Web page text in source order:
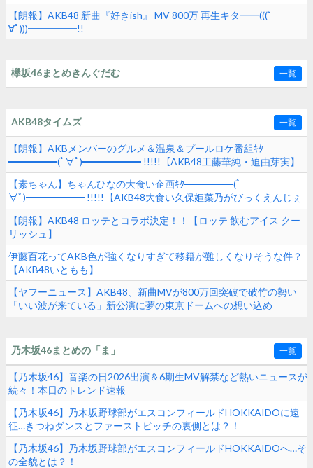
【朗報】AKB48 新曲『好きish』 MV 800万 再生キタ━━(((ﾟ
∀ﾟ)))━━━━━!!
欅坂46まとめきんぐだむ 一覧
AKB48タイムズ 一覧
【朗報】AKBメンバーのグルメ＆温泉＆プールロケ番組ｷﾀ
━━━━━(ﾟ∀ﾟ)━━━━━━ !!!!!【AKB48工藤華純・迫由芽実】
【素ちゃん】ちゃんひなの大食い企画ｷﾀ━━━━━(ﾟ
∀ﾟ)━━━━━━ !!!!!【AKB48大食い久保姫菜乃がびっくえんじぇ
るの食生活に挑戦！マヨ＆ホイップ地獄でヤバすぎた！？】
【朗報】AKB48 ロッテとコラボ決定！！【ロッテ 飲むアイス クー
リッシュ】
伊藤百花ってAKB色が強くなりすぎて移籍が難しくなりそうな件？
【AKB48いともも】
【ヤフーニュース】AKB48、新曲MVが800万回突破で破竹の勢い
「いい波が来ている」新公演に夢の東京ドームへの想い込め
乃木坂46まとめの「ま」 一覧
【乃木坂46】音楽の日2026出演＆6期生MV解禁など熱いニュースが
続々！本日のトレンド速報
【乃木坂46】乃木坂野球部がエスコンフィールドHOKKAIDOに遠
征…きつねダンスとファーストピッチの裏側とは？！
【乃木坂46】乃木坂野球部がエスコンフィールドHOKKAIDOへ…そ
の全貌とは？！